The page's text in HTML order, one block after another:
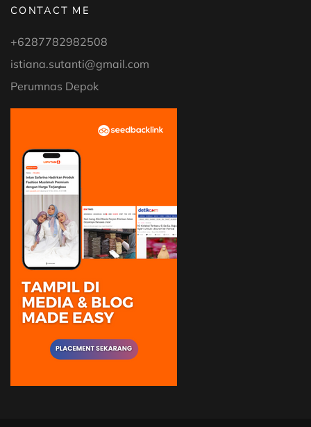
CONTACT ME
+6287782982508
istiana.sutanti@gmail.com
Perumnas Depok